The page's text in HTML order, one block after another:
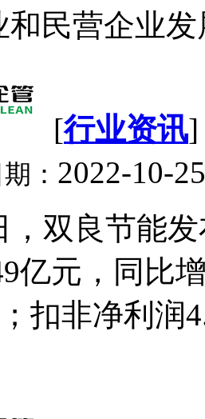
和民营企业
[行业资讯
： 2022-10-
，双良节能
亿元，同比
扣非净利润